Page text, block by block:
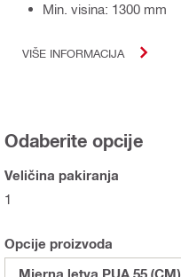
Min. visina: 1300 mm
VIŠE INFORMACIJA
Odaberite opcije
Veličina pakiranja
1
Opcije proizvoda
Mjerna letva PUA 55 (CM)